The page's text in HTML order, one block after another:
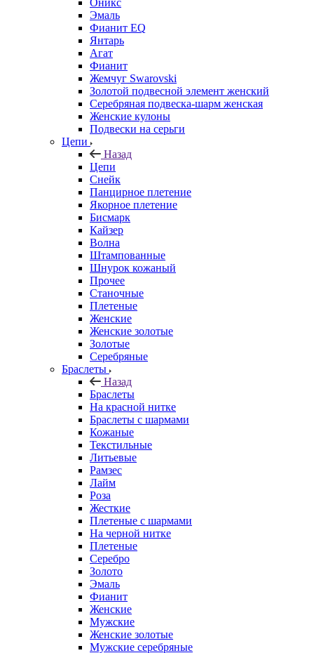
Оникс
Эмаль
Фианит EQ
Янтарь
Агат
Фианит
Жемчуг Swarovski
Золотой подвесной элемент женcкий
Серебряная подвеска-шарм женская
Женские кулоны
Подвески на серьги
Цепи
Назад
Цепи
Снейк
Панцирное плетение
Якорное плетение
Бисмарк
Кайзер
Волна
Штампованные
Шнурок кожаный
Прочее
Станочные
Плетеные
Женские
Женские золотые
Золотые
Серебряные
Браслеты
Назад
Браслеты
На красной нитке
Браслеты с шармами
Кожаные
Текстильные
Литьевые
Рамзес
Лайм
Роза
Жесткие
Плетеные с шармами
На черной нитке
Плетеные
Серебро
Золото
Эмаль
Фианит
Женские
Мужские
Женские золотые
Мужские серебряные